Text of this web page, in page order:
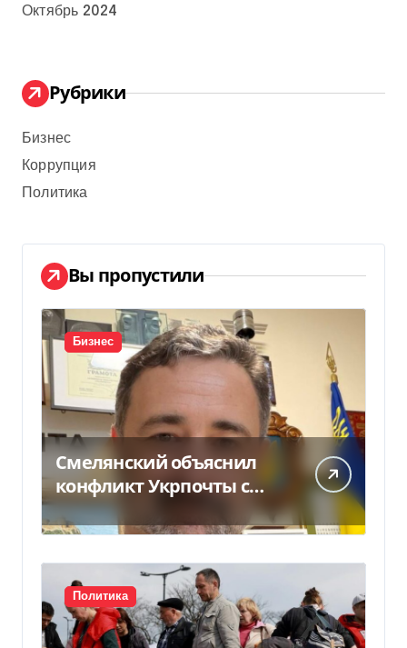
Октябрь 2024
Рубрики
Бизнес
Коррупция
Политика
Вы пропустили
Бизнес
Смелянский объяснил
конфликт Укрпочты с
НБУ из-за платежек
Политика